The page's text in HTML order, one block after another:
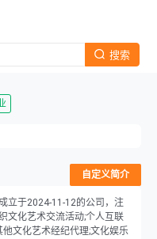
搜索
自定义简介
立于2024-11-12的公司，注
文化艺术交流活动;个人互联
文化艺术经纪代理;文化娱乐